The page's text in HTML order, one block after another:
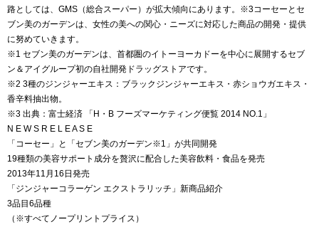
路としては、GMS（総合スーパー）が拡大傾向にあります。※3コーセーとセ
ブン美のガーデンは、女性の美への関心・ニーズに対応した商品の開発・提供
に努めていきます。
※1 セブン美のガーデンは、首都圏のイトーヨーカドーを中心に展開するセブ
ン＆アイグループ初の自社開発ドラッグストアです。
※2 3種のジンジャーエキス：ブラックジンジャーエキス・赤ショウガエキス・
香辛料抽出物。
※3 出典：富士経済 「H・B フーズマーケティング便覧 2014 NO.1」
N E W S R E L E A S E
「コーセー」と「セブン美のガーデン※1」が共同開発
19種類の美容サポート成分を贅沢に配合した美容飲料・食品を発売
2013年11月16日発売
「ジンジャーコラーゲン エクストラリッチ」新商品紹介
3品目6品種
（※すべてノープリントプライス）